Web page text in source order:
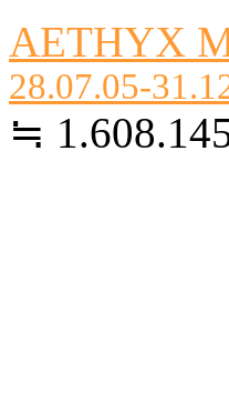
AETHYX
28.07.05-
≒